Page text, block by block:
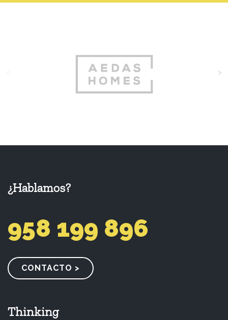
>
¿Hablamos?
958 199 896
CONTACTO >
Thinking